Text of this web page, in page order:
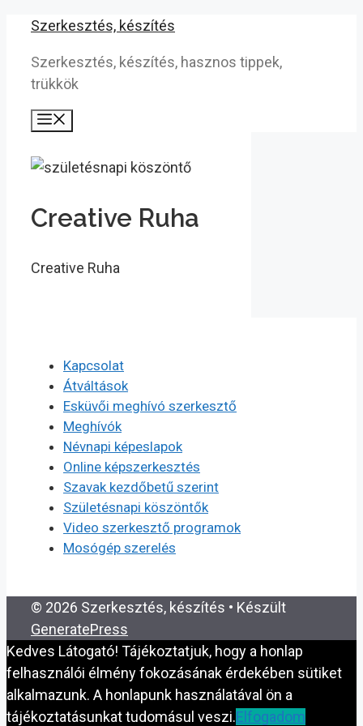
Kilépés
tartalomba
Szerkesztés, készítés
Szerkesztés, készítés, hasznos tippek,
trükkök
Creative Ruha
Creative Ruha
Kapcsolat
Átváltások
Esküvői meghívó szerkesztő
Meghívók
Névnapi képeslapok
Online képszerkesztés
Szavak kezdőbetű szerint
Születésnapi köszöntők
Video szerkesztő programok
Mosógép szerelés
© 2026 Szerkesztés, készítés • Készült
GeneratePress
Kedves Látogató! Tájékoztatjuk, hogy a honlap
felhasználói élmény fokozásának érdekében sütiket
alkalmazunk. A honlapunk használatával ön a
tájékoztatásunkat tudomásul veszi.Elfogadom